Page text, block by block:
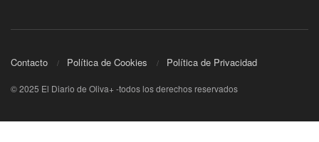
Contacto Política de Cookies Política de Privacidad
© 2025 El Diario de Oliva+ -todos los derechos reservados